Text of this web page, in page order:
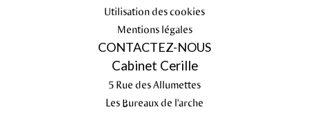
Utilisation des cookies
Mentions légales
CONTACTEZ-NOUS
Cabinet Cerille
5 Rue des Allumettes
Les Bureaux de l'arche